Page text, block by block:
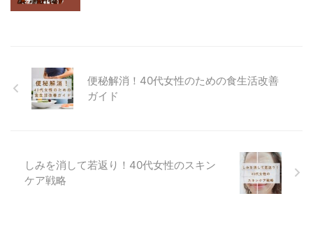
便秘解消！40代女性のための食生活改善
ガイド
しみを消して若返り！40代女性のスキン
ケア戦略